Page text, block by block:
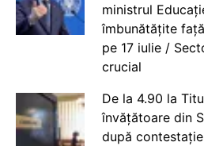
ministrul
îmbunătățite
pe 17 iulie /
crucial
De la 4.90 la
învățătoare din
după